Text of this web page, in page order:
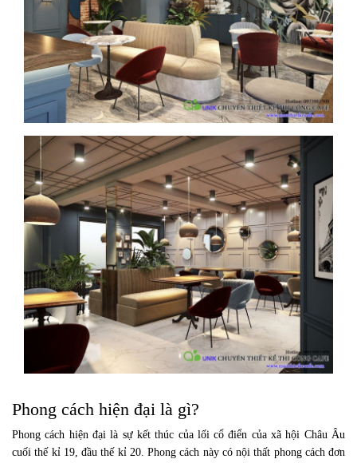
Phong cách hiện đại là gì?
Phong cách hiện đại là sự kết thúc của lối cổ điển của xã hội Châu Âu
cuối thế kỉ 19, đầu thế kỉ 20. Phong cách này có nội thất phong cách đơn